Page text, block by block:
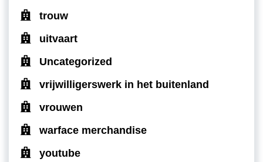
trouw
uitvaart
Uncategorized
vrijwilligerswerk in het buitenland
vrouwen
warface merchandise
youtube